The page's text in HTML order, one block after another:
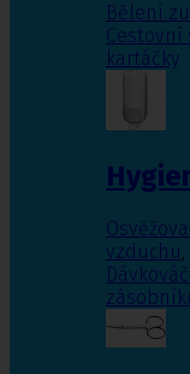
Bělení
Cestovní
kartáčky
vzduchu,